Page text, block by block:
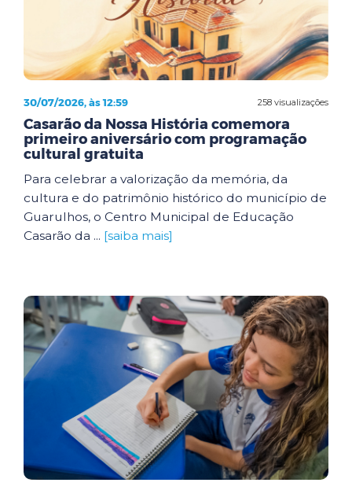
258 visualizações
30/07/2026, às 12:59
Casarão da Nossa História comemora
primeiro aniversário com programação
cultural gratuita
Para celebrar a valorização da memória, da
cultura e do patrimônio histórico do município de
Guarulhos, o Centro Municipal de Educação
Casarão da ... [saiba mais]